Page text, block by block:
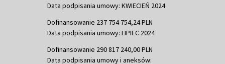
Data podpisania umowy: KWIECIEŃ 2024
Dofinansowanie 237 754 754,24 PLN
Data podpisania umowy: LIPIEC 2024
Dofinansowanie 290 817 240,00 PLN
Data podpisania umowy i aneksów: